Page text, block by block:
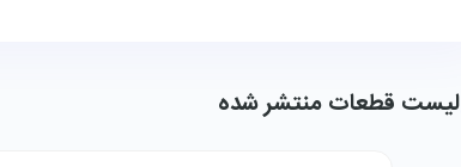
لیست قطعات منتشر شده